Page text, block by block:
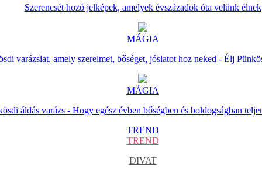
Szerencsét hozó jelképek, amelyek évszázadok óta velünk élnek
MÁGIA
varázslat, amely szerelmet, bőséget, jóslatot hoz neked - Élj
MÁGIA
áldás varázs - Hogy egész évben bőségben és boldogságban
TREND
TREND
DIVAT